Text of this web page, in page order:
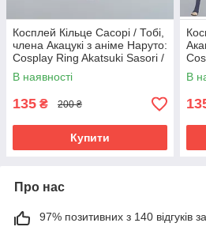
Косплей Кільце Сасорі / Тобі,
члена Акацукі з аніме Наруто:
Cosplay Ring Akatsuki Sasori /
Tobi, anime Naruto
В наявності
135 ₴ 200 ₴
Купити
В
Про нас
97% позитивних з 140 відгуків